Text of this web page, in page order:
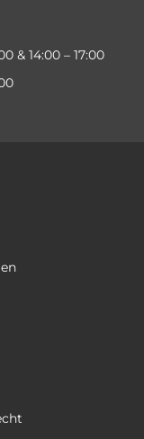
& 14:00 – 17:00